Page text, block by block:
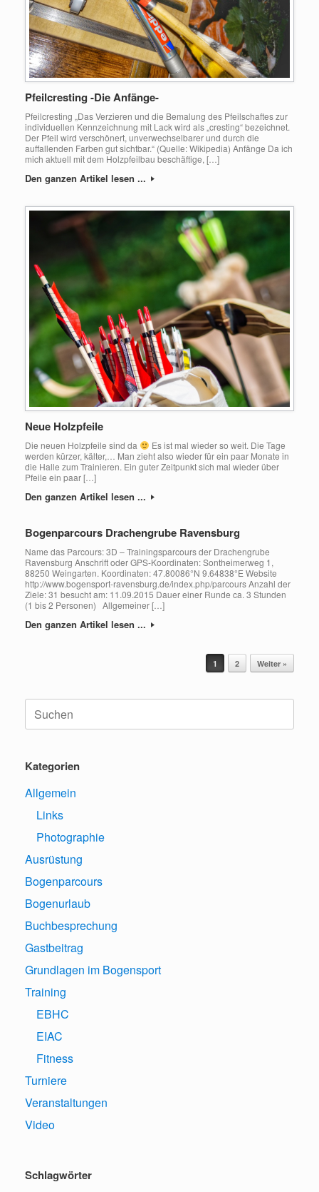
Pfeilcresting -Die Anfänge-
Pfeilcresting „Das Verzieren und die Bemalung des Pfeilschaftes zur
individuellen Kennzeichnung mit Lack wird als „cresting“ bezeichnet.
Der Pfeil wird verschönert, unverwechselbarer und durch die
auffallenden Farben gut sichtbar.“ (Quelle: Wikipedia) Anfänge Da ich
mich aktuell mit dem Holzpfeilbau beschäftige, […]
Den ganzen Artikel lesen ...
Neue Holzpfeile
Die neuen Holzpfeile sind da
Es ist mal wieder so weit. Die Tage
werden kürzer, kälter,… Man zieht also wieder für ein paar Monate in
die Halle zum Trainieren. Ein guter Zeitpunkt sich mal wieder über
Pfeile ein paar […]
Den ganzen Artikel lesen ...
Bogenparcours Drachengrube Ravensburg
Name das Parcours: 3D – Trainingsparcours der Drachengrube
Ravensburg Anschrift oder GPS-Koordinaten: Sontheimerweg 1,
88250 Weingarten. Koordinaten: 47.80086°N 9.64838°E Website
http://www.bogensport-ravensburg.de/index.php/parcours Anzahl der
Ziele: 31 besucht am: 11.09.2015 Dauer einer Runde ca. 3 Stunden
(1 bis 2 Personen) Allgemeiner […]
Den ganzen Artikel lesen ...
1 2 Weiter »
Suche
nach:
Kategorien
Allgemein
Links
Photographie
Ausrüstung
Bogenparcours
Bogenurlaub
Buchbesprechung
Gastbeitrag
Grundlagen im Bogensport
Training
EBHC
EIAC
Fitness
Turniere
Veranstaltungen
Video
Schlagwörter